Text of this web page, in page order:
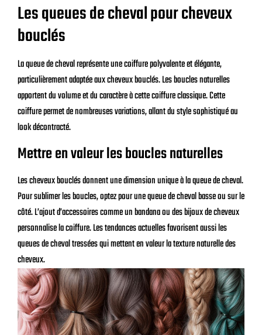
Les queues de cheval pour cheveux
bouclés
La queue de cheval représente une coiffure polyvalente et élégante,
particulièrement adaptée aux cheveux bouclés. Les boucles naturelles
apportent du volume et du caractère à cette coiffure classique. Cette
coiffure permet de nombreuses variations, allant du style sophistiqué au
look décontracté.
Mettre en valeur les boucles naturelles
Les cheveux bouclés donnent une dimension unique à la queue de cheval.
Pour sublimer les boucles, optez pour une queue de cheval basse ou sur le
côté. L’ajout d’accessoires comme un bandana ou des bijoux de cheveux
personnalise la coiffure. Les tendances actuelles favorisent aussi les
queues de cheval tressées qui mettent en valeur la texture naturelle des
cheveux.